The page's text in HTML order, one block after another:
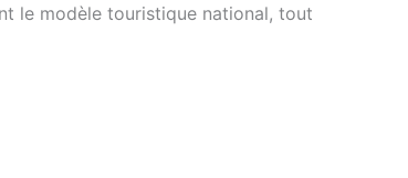
le modèle touristique national, tout